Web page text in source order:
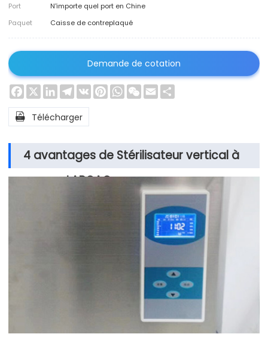
Port
N'importe quel port en Chine
Paquet
Caisse de contreplaqué
Demande de cotation
Facebook
X LinkedInTelegram
VK PinterestWhatsApp
WeChat
Email
 Télécharger
4 avantages de Stérilisateur vertical à
vapeur LABOAO